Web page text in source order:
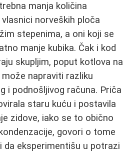
manja količina
norveških ploča
stepenima, a oni koji se
manje kubika. Čak i kod
skupljim, poput kotlova na
napraviti razliku
i podnošljivog računa. Priča
staru kuću i postavila
zidove, iako se to obično
govori o tome
da eksperimentišu u potrazi